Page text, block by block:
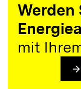
Werden
mit
arrow_forward